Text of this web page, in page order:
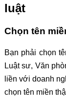
luật
Chọn tên
Bạn phải chọn
Luật sư, Văn
liền với doanh
chọn tên miền